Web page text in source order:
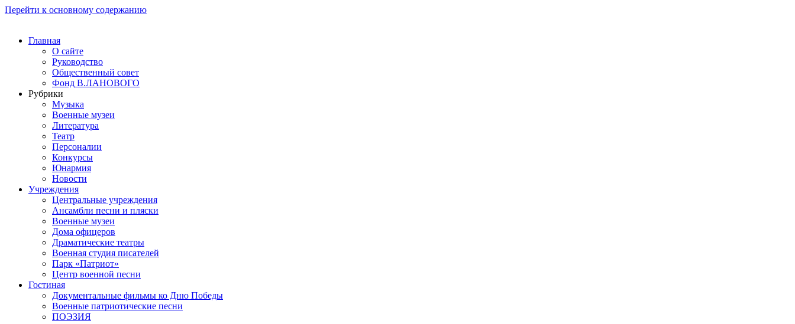
Перейти к основному содержанию
Главная
О сайте
Руководство
Общественный совет
Фонд В.ЛАНОВОГО
Рубрики
Музыка
Военные музеи
Литература
Театр
Персоналии
Конкурсы
Юнармия
Новости
Учреждения
Центральные учреждения
Ансамбли песни и пляски
Военные музеи
Дома офицеров
Драматические театры
Военная студия писателей
Парк «Патриот»
Центр военной песни
Гостиная
Документальные фильмы ко Дню Победы
Военные патриотические песни
ПОЭЗИЯ